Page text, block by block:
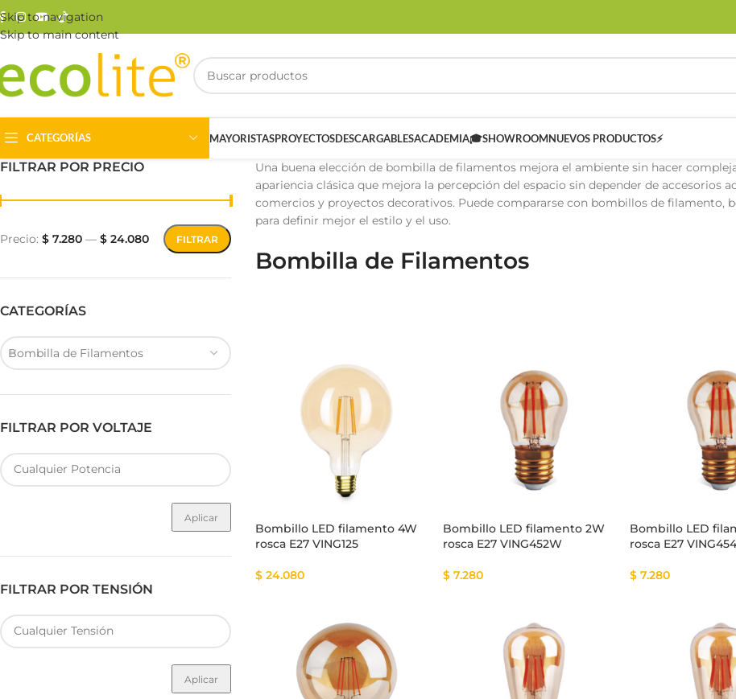
Skip to navigation
Skip to main content
CATEGORÍAS
Riel Magnético
Fuente de Poder SMART Luminarias Sistema Smart Cinta Multicolor
MAYORISTASPROYECTOSDESCARGABLESACADEMIA🎓SHOWROOMNUEVOS PRODUCTOS⚡
FILTRAR POR PRECIO
FILTRAR
Precio: $ 7.280 — $ 24.080
CATEGORÍAS
Bombilla de Filamentos
FILTRAR POR VOLTAJE
Aplicar
FILTRAR POR TENSIÓN
Aplicar
Una buena elección de bombilla de filamentos mejora el ambiente sin hacer
apariencia clásica que mejora la percepción del espacio sin depender de accesorios
comercios y proyectos decorativos. Puede compararse con bombillos de
para definir mejor el estilo y el uso.
Bombilla de Filamentos
Bombillo LED filamento 4W
rosca E27 VING125
$ 24.080
Bombillo LED filamento 2W
rosca E27 VING452W
$7.280
Bombillo LED
rosca E27
$7.280